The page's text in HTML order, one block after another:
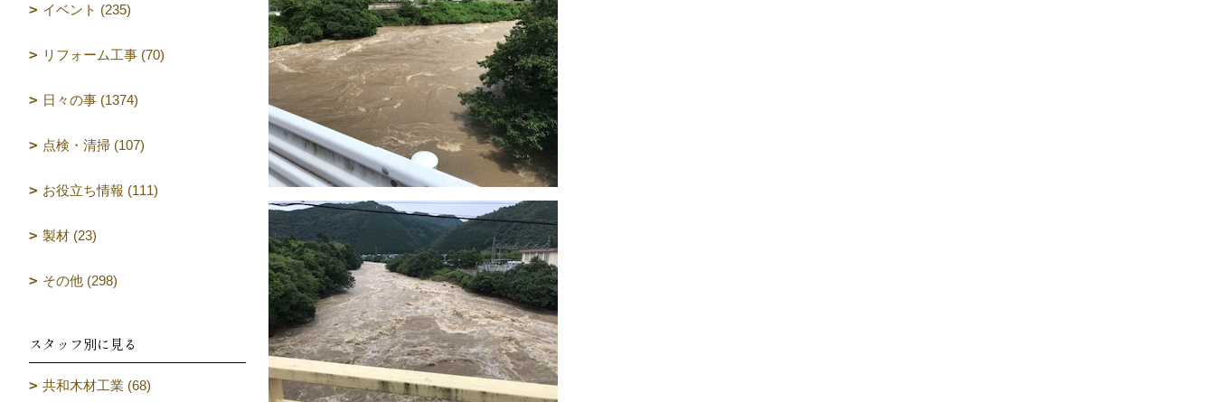
イベント (235)
リフォーム工事 (70)
日々の事 (1374)
点検・清掃 (107)
お役立ち情報 (111)
製材 (23)
その他 (298)
スタッフ別に見る
共和木材工業 (68)